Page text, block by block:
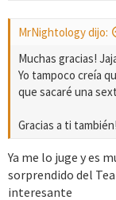
:
MrNightology dijo:
Muchas gracias!
Yo tampoco creía
que sacaré una
Gracias a ti
Ya me lo juge y es
sorprendido del
interesante